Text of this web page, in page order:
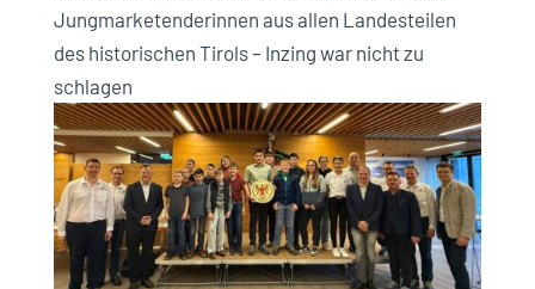
Jungmarketenderinnen aus allen Landesteilen
des historischen Tirols – Inzing war nicht zu
schlagen